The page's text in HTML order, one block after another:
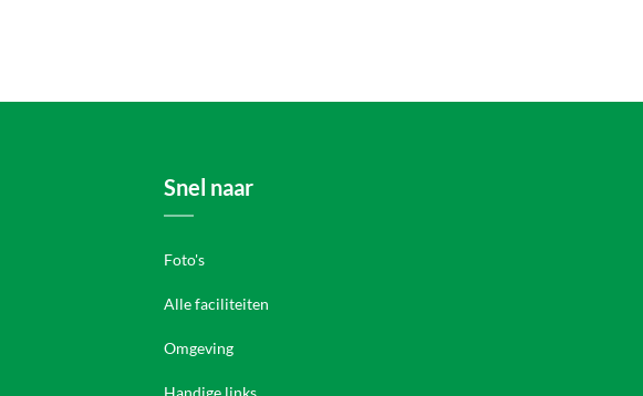
Snel naar
Foto's
Alle faciliteiten
Omgeving
Handige links